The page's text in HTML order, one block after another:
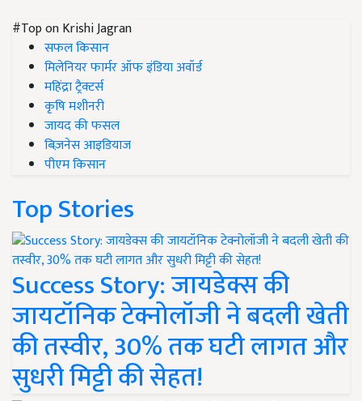
#Top on Krishi Jagran
सफल किसान
मिलेनियर फार्मर ऑफ इंडिया अवॉर्ड
महिंद्रा ट्रैक्टर्स
कृषि मशीनरी
जायद की फसल
बिज़नेस आइडियाज
पीएम किसान
Top Stories
Success Story: जायडेक्स की
जायटॉनिक टेक्नोलॉजी ने बदली खेती
की तस्वीर, 30% तक घटी लागत और
सुधरी मिट्टी की सेहत!